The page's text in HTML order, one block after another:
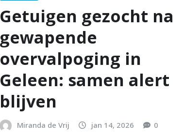
Getuigen gezocht na
gewapende
overvalpoging in
Geleen: samen alert
blijven
Miranda de Vrij jan 14, 2026 0